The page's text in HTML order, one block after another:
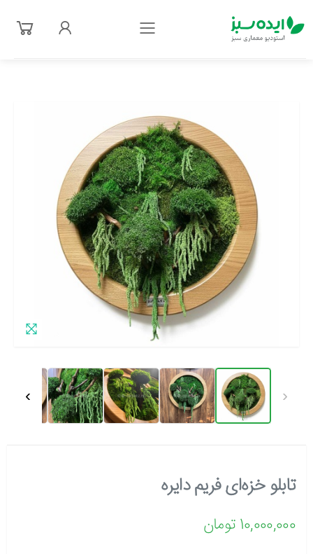
فهرست
‹
›
تابلو خزه‌ای فریم دایره‌
10,000,000 تومان